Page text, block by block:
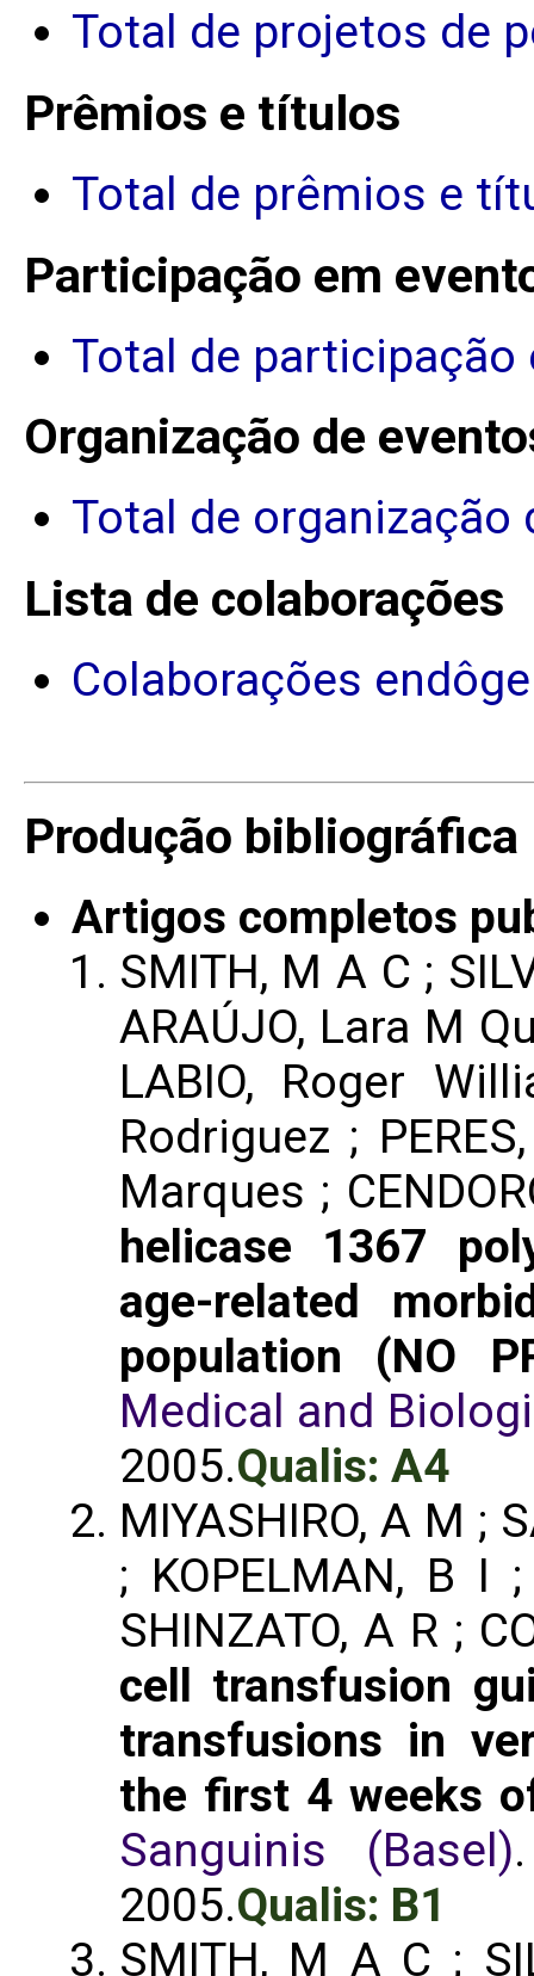
Total de projetos de
Prêmios e títulos
Total de prêmios e
Participação em
Total de participação
Organização de
Total de organização
Lista de colaborações
Colaborações
Produção bibliográfica
Artigos completos
SMITH, M A C ;
ARAÚJO, Lara M
LABIO, Roger
Rodriguez ;
Marques ;
helicase 1367
age-related
population (NO
Medical and
2005.Qualis: A4
MIYASHIRO, A M ;
; KOPELMAN, B I
SHINZATO, A R ;
cell transfusion
transfusions in
the first 4 weeks
Sanguinis (Basel)
2005.Qualis: B1
SMITH, M A C ;